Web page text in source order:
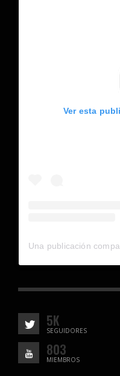
Ver esta
5K
SEGUIDORES
803
MIEMBROS